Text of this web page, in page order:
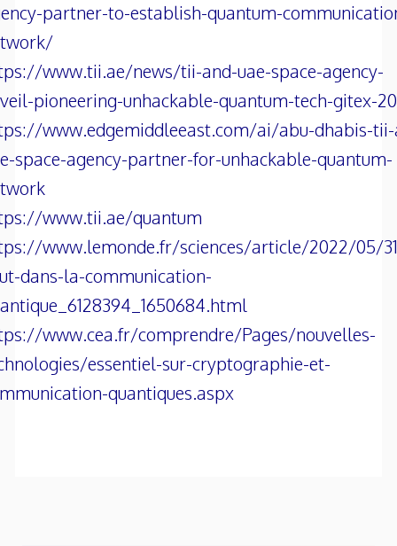
partner-to-establish-quantum-
www.tii.ae/news/tii-and-uae-space-agency-
pioneering-unhackable-quantum-tech-gitex-
www.edgemiddleeast.com/ai/abu-dhabis-
space-agency-partner-for-unhackable-quantum-
www.tii.ae/quantum
www.lemonde.fr/sciences/article/2022/05/
dans-la-communication-
www.cea.fr/comprendre/Pages/nouvelles-
essentiel-sur-cryptographie-et-
quantiques.aspx